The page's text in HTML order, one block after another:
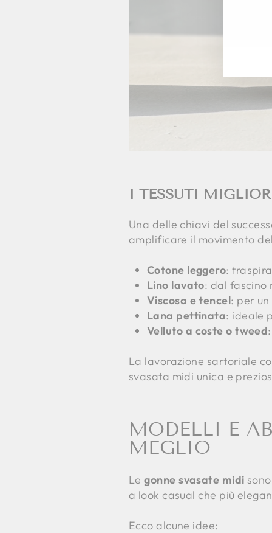
I TESSUTI
Una delle chiavi del
amplificare il movimento
Cotone leggero:
Lino lavato: dal fascino
Viscosa e tencel: per
Lana pettinata: ideale
Velluto a coste o tweed
La lavorazione sartoriale
svasata midi unica e
MODELLI E
MEGLIO
Legonne svasate midi
a look casual che più
Ecco alcune idee: